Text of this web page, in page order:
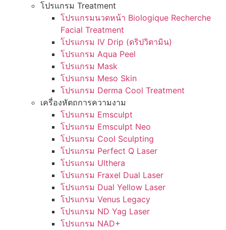
โปรแกรม Treatment
โปรแกรมนวดหน้า Biologique Recherche
Facial Treatment
โปรแกรม IV Drip (ดริปวิตามิน)
โปรแกรม Aqua Peel
โปรแกรม Mask
โปรแกรม Meso Skin
โปรแกรม Derma Cool Treatment
เครื่องหัตถการความงาม
โปรแกรม Emsculpt
โปรแกรม Emsculpt Neo
โปรแกรม Cool Sculpting
โปรแกรม Perfect Q Laser
โปรแกรม Ulthera
โปรแกรม Fraxel Dual Laser
โปรแกรม Dual Yellow Laser
โปรแกรม Venus Legacy
โปรแกรม ND Yag Laser
โปรแกรม NAD+